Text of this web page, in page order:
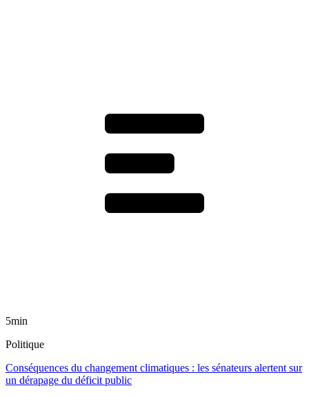
5min
Politique
Conséquences du changement climatiques : les sénateurs alertent sur
un dérapage du déficit public